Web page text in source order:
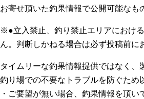
お寄せ頂いた釣果情報で公開可能な
※●立入禁止、釣り禁止エリアにおけ
ん。判断しかねる場合は必ず投稿前に
タイムリーな釣果情報提供ではなく
釣り場での不要なトラブルを防ぐた
・ご要望が無い場合、釣果情報を頂